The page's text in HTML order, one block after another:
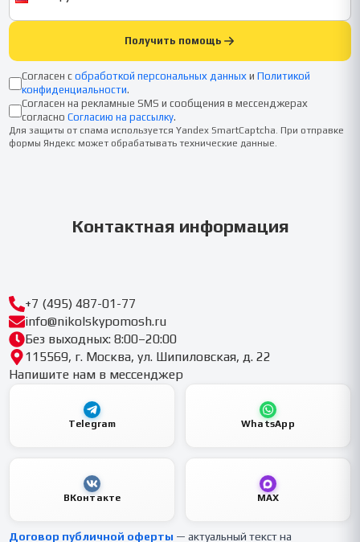
Получить помощь
Согласен с обработкой персональных данных и Политикой
конфиденциальности.
Согласен на рекламные SMS и сообщения в мессенджерах
согласно Согласию на рассылку.
Для защиты от спама используется Yandex SmartCaptcha. При отправке
формы Яндекс может обрабатывать технические данные.
Контактная информация
+7 (495) 487-01-77
info@nikolskypomosh.ru
Без выходных: 8:00–20:00
115569, г. Москва, ул. Шипиловская, д. 22
Напишите нам в мессенджер
Telegram WhatsApp
ВКонтакте MAX
Договор публичной оферты — актуальный текст на